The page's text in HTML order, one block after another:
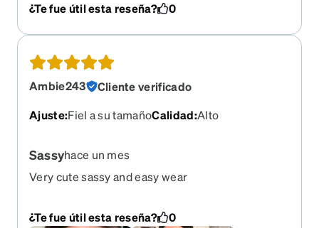
¿Te fue útil esta reseña? 0
Ambie243
Cliente verificado
Ajuste:Fiel a su tamañoCalidad:Alto
Sassyhace un mes
Very cute sassy and easy wear
¿Te fue útil esta reseña? 0